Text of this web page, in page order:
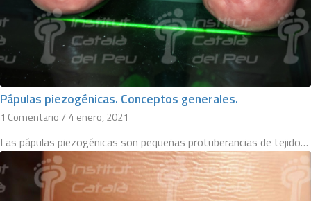
Pápulas piezogénicas. Conceptos generales.
1 Comentario /4 enero, 2021
Las pápulas piezogénicas son pequeñas protuberancias de tejido…